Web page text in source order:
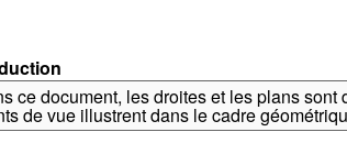
ce document, les droites et les plans
de vue illustrent dans le cadre